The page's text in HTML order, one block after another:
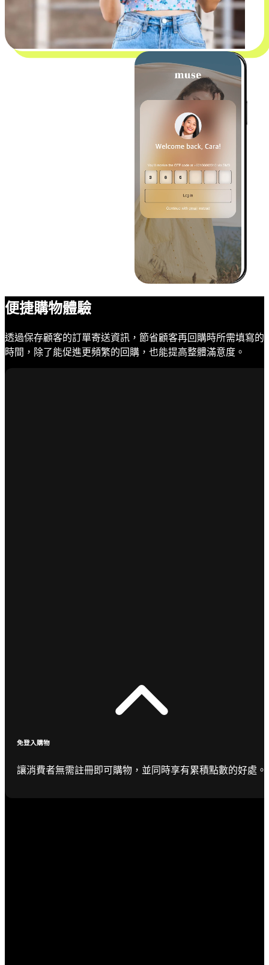
便捷購物體驗
透過保存顧客的訂單寄送資訊，節省顧客再回購時所需填寫的
時間，除了能促進更頻繁的回購，也能提高整體滿意度。
免登入購物
讓消費者無需註冊即可購物，並同時享有累積點數的好處。